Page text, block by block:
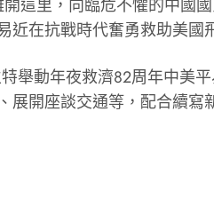
這里，向臨危不懼的中國
在抗戰時代奮勇救助美國
動年夜救濟82周年中美
開座談交通等，配合續寫